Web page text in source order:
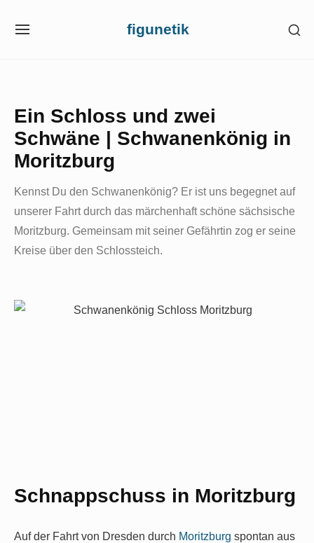
figunetik
SITE
Ein Schloss und zwei
Schwäne | Schwanenkönig in
Moritzburg
Kennst Du den Schwanenkönig? Er ist uns begegnet auf
unserer Fahrt durch das märchenhaft schöne sächsische
Moritzburg. Gemeinsam mit seiner Gefährtin zog er seine
Kreise über den Schlossteich.
Schnappschuss in Moritzburg
Auf der Fahrt von Dresden durch Moritzburg spontan aus